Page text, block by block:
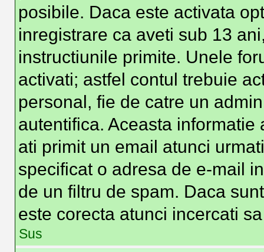
posibile. Daca este activata
inregistrare ca aveti sub 13
instructiunile primite. Unele
activati; astfel contul trebuie
personal, fie de catre un
autentifica. Aceasta
ati primit un email atunci
specificat o adresa de e-mail
de un filtru de spam. Daca
este corecta atunci incercati
Sus